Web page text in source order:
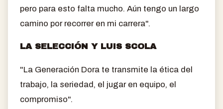
pero para esto falta mucho. Aún tengo un largo
camino por recorrer en mi carrera".
LA SELECCIÓN Y LUIS SCOLA
"La Generación Dora te transmite la ética del
trabajo, la seriedad, el jugar en equipo, el
compromiso".